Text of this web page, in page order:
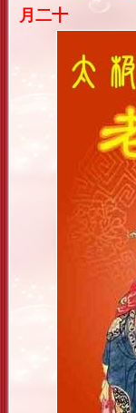
月二十